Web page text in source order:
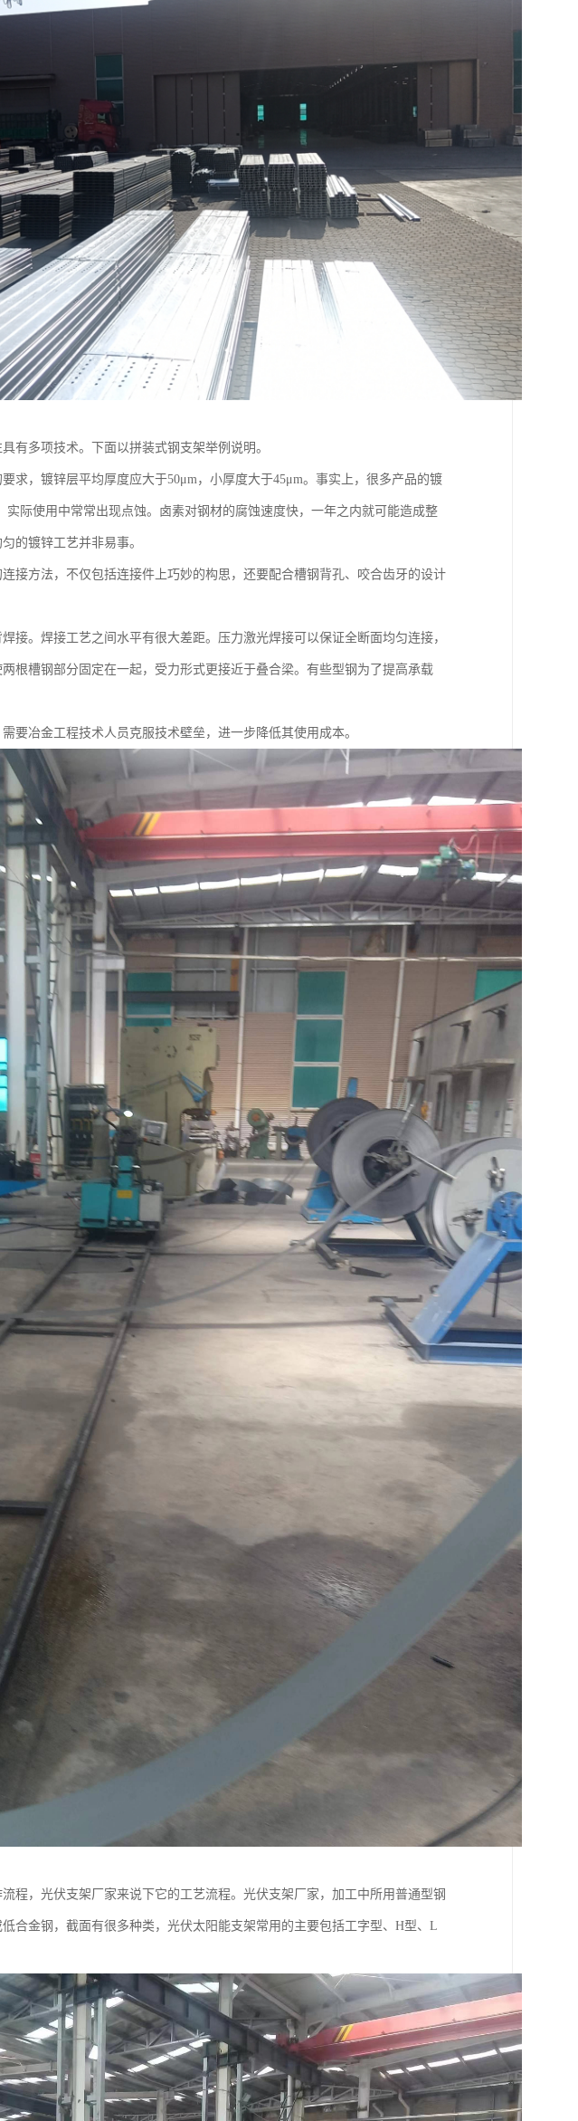
有多项技术。下面以拼装式钢支架举例说明。
求，镀锌层平均厚度应大于50μm，小厚度大于45μm。事实上，很多产品的镀
际使用中常常出现点蚀。卤素对钢材的腐蚀速度快，一年之内就可能造成整
的镀锌工艺并非易事。
接方法，不仅包括连接件上巧妙的构思，还要配合槽钢背孔、咬合齿牙的设计
接。焊接工艺之间水平有很大差距。压力激光焊接可以保证全断面均匀连接，
根槽钢部分固定在一起，受力形式更接近于叠合梁。有些型钢为了提高承载
要冶金工程技术人员克服技术壁垒，进一步降低其使用成本。
程，光伏支架厂家来说下它的工艺流程。光伏支架厂家，加工中所用普通型钢
合金钢，截面有很多种类，光伏太阳能支架常用的主要包括工字型、H型、L